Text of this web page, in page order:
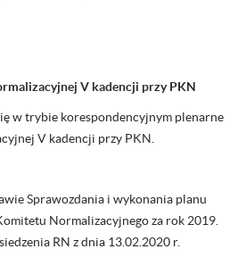
V kadencji przy PKN
w trybie korespondencyjnym plenarne
V kadencji przy PKN.
Sprawozdania i wykonania planu
Normalizacyjnego za rok 2019.
RN z dnia 13.02.2020 r.